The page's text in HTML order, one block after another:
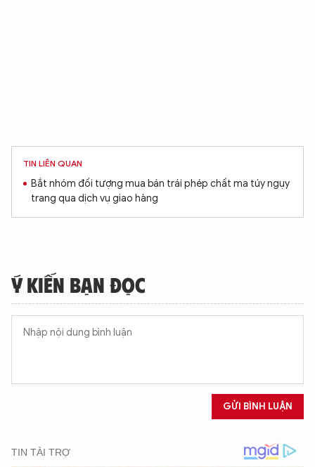
TIN LIÊN QUAN
Bắt nhóm đối tượng mua bán trái phép chất ma túy ngụy
trang qua dịch vụ giao hàng
Ý KIẾN BẠN ĐỌC
GỬI BÌNH LUẬN